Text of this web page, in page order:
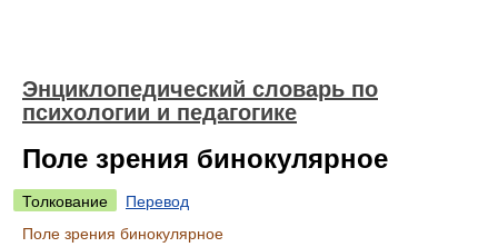
Энциклопедический словарь по
психологии и педагогике
Поле зрения бинокулярное
Толкование
Перевод
Поле зрения бинокулярное